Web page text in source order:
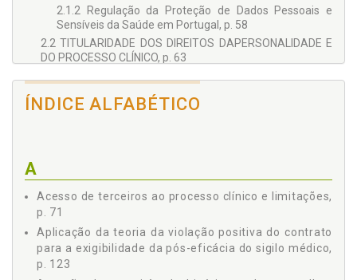
2.1.2 Regulação da Proteção de Dados Pessoais e
Sensíveis da Saúde em Portugal, p. 58
2.2 TITULARIDADE DOS DIREITOS DAPERSONALIDADE E
DO PROCESSO CLÍNICO, p. 63
3 A PÓS-EFICÁCIA DO SIGILO MÉDICO E A TUTELA POST
3.2 CONSEQUÊNCIAS INCIDENTAIS DA PÓS-EFICÁCIA DO
SEGREDO MÉDICO, p. 88
Devido à Inacessibilidade de Informações por
Herdeiros, p. 88
3.2.2 Prejuízo à Operacionalização dos Seguros de
ÍNDICE ALFABÉTICO
A
Acesso de terceiros ao processo clínico e limitações,
p. 71
Aplicação da teoria da violação positiva do contrato
para a exigibilidade da pós-eficácia do sigilo médico,
p. 123